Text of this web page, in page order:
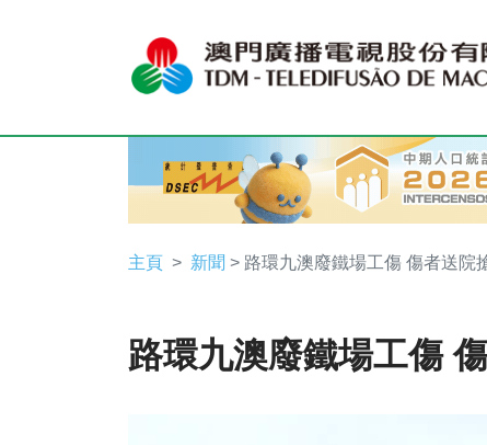
主頁 新聞 > 路環九澳廢鐵場工傷 傷者送院
路環九澳廢鐵場工傷